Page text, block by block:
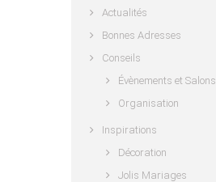
Actualités
Bonnes Adresses
Conseils
Évènements et Salons
Organisation
Inspirations
Décoration
Jolis Mariages